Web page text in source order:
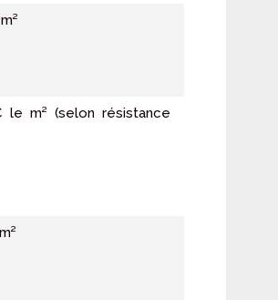
m² (selon résistance